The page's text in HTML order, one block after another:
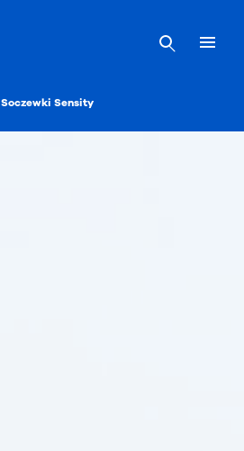
Soczewki Sensity